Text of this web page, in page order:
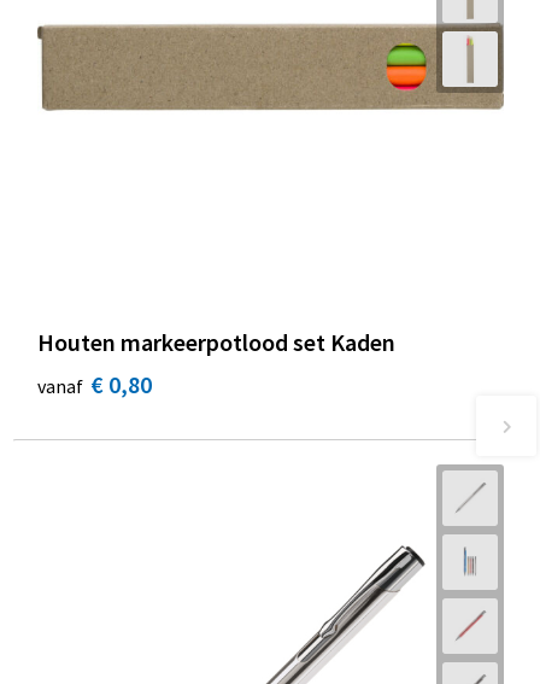
Houten markeerpotlood set Kaden
vanaf € 0,80